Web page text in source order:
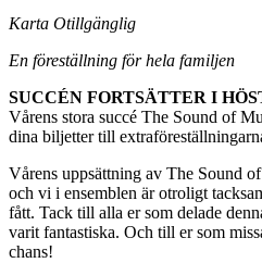
Karta Otillgänglig
En föreställning för hela familjen
SUCCÉN FORTSÄTTER I
Vårens stora succé The Sound of
dina biljetter till
Vårens uppsättning av The Sound
och vi i ensemblen är otroligt
fått. Tack till alla er som delade
varit fantastiska. Och till er som
chans!